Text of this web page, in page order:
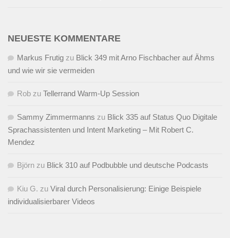
NEUESTE KOMMENTARE
Markus Frutig zu Blick 349 mit Arno Fischbacher auf Ähms
und wie wir sie vermeiden
Rob zu Tellerrand Warm-Up Session
Sammy Zimmermanns zu Blick 335 auf Status Quo Digitale
Sprachassistenten und Intent Marketing – Mit Robert C.
Mendez
Björn zu Blick 310 auf Podbubble und deutsche Podcasts
Kiu G. zu Viral durch Personalisierung: Einige Beispiele
individualisierbarer Videos